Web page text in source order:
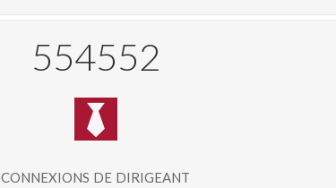
592317
connexions de dirigeant